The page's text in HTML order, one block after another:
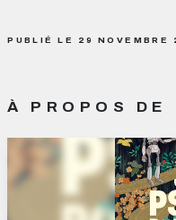
PUBLIÉ LE 29 NOVEMBRE
À PROPOS